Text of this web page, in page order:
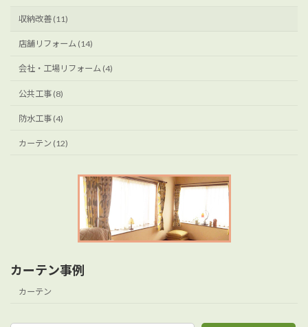
収納改善 (11)
店舗リフォーム (14)
会社・工場リフォーム (4)
公共工事 (8)
防水工事 (4)
カーテン (12)
カーテン事例
カーテン